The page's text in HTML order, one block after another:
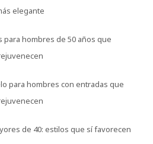
elegante
hombres de 50 años que
para hombres con entradas que
de 40: estilos que sí favorecen